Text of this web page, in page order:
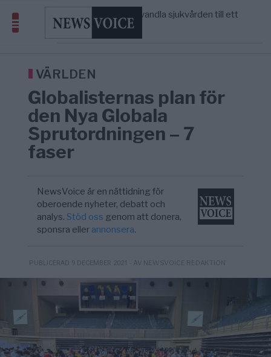
5/8
S och KD vill omvandla sjukvården till ett
geografiskt apartheidsystem
AFRIKA
Massiv anstormning till Ceuta – Misstankar
America” – Finally
VÄRLDEN
Globalisternas plan för
den Nya Globala
Sprutordningen – 7
faser
NewsVoice är en nättidning för
oberoende nyheter, debatt och
analys.Stöd oss genom att donera,
sponsra eller annonsera.
PUBLICERAD 9 DECEMBER 2021 - AV NEWSVOICE REDAKTION